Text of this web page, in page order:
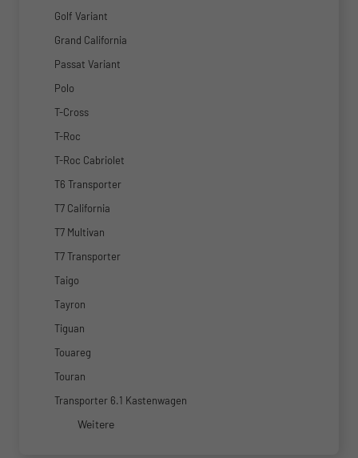
Golf Variant
Grand California
Passat Variant
Polo
T-Cross
T-Roc
T-Roc Cabriolet
T6 Transporter
T7 California
T7 Multivan
T7 Transporter
Taigo
Tayron
Tiguan
Touareg
Touran
Transporter 6.1 Kastenwagen
Weitere